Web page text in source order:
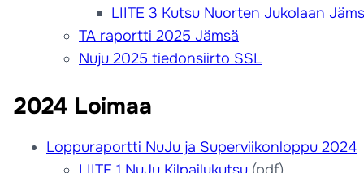
LIITE 3 Kutsu Nuorten Jukolaan
TA raportti 2025 Jämsä
Nuju 2025 tiedonsiirto SSL
2024 Loimaa
Loppuraportti NuJu ja Superviikonloppu 2024